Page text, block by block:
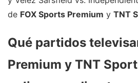
de FOX Sports Premium y TNT
Qué partidos
Premium y TNT